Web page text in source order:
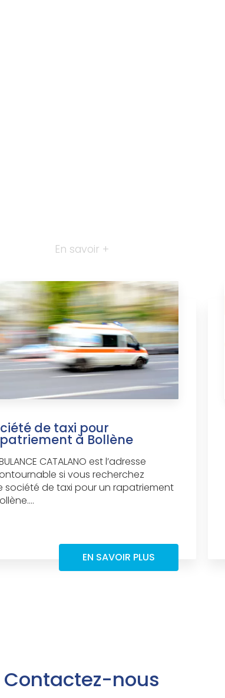
En savoir +
de taxi pour
à Bollène
CATALANO est l’adresse
si vous recherchez
société de taxi pour un rapatriement
EN SAVOIR PLUS
Contactez-nous